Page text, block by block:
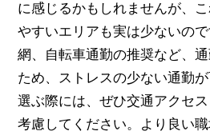
に感じるかもしれませんが、
やすいエリアも実は少ないの
網、自転車通勤の推奨など、
ため、ストレスの少ない通勤
選ぶ際には、ぜひ交通アクセ
考慮してください。より良い